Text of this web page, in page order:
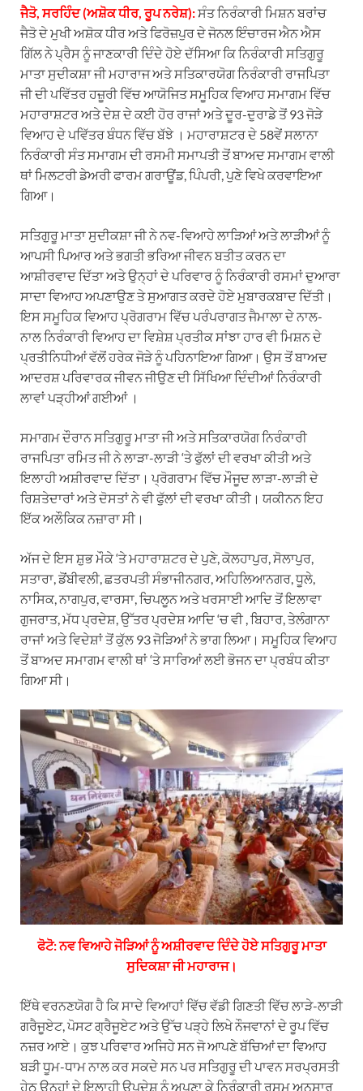
ਜੈਤੋ, ਸਰਹਿੰਦ (ਅਸ਼ੋਕ ਧੀਰ, ਰੂਪ ਨਰੇਸ਼):ਸੰਤ ਨਿਰੰਕਾਰੀ ਮਿਸ਼ਨ ਬਰਾਂਚ
ਜੈਤੋ ਦੇ ਮੁਖੀ ਅਸ਼ੋਕ ਧੀਰ ਅਤੇ ਫਿਰੋਜ਼ਪੁਰ ਦੇ ਜੋਨਲ ਇੰਚਾਰਜ ਐਨ ਐਸ
ਗਿੱਲ ਨੇ ਪ੍ਰੈਸ ਨੂੰ ਜਾਣਕਾਰੀ ਦਿੰਦੇ ਹੋਏ ਦੱਸਿਆ ਕਿ ਨਿਰੰਕਾਰੀ ਸਤਿਗੁਰੂ
ਮਾਤਾ ਸੁਦੀਕਸ਼ਾ ਜੀ ਮਹਾਰਾਜ ਅਤੇ ਸਤਿਕਾਰਯੋਗ ਨਿਰੰਕਾਰੀ ਰਾਜਪਿਤਾ
ਜੀ ਦੀ ਪਵਿੱਤਰ ਹਜ਼ੂਰੀ ਵਿੱਚ ਆਯੋਜਿਤ ਸਮੂਹਿਕ ਵਿਆਹ ਸਮਾਗਮ ਵਿੱਚ
ਮਹਾਰਾਸ਼ਟਰ ਅਤੇ ਦੇਸ਼ ਦੇ ਕਈ ਹੋਰ ਰਾਜਾਂ ਅਤੇ ਦੂਰ-ਦੁਰਾਡੇ ਤੋਂ 93 ਜੋੜੇ
ਵਿਆਹ ਦੇ ਪਵਿੱਤਰ ਬੰਧਨ ਵਿੱਚ ਬੱਝੇ । ਮਹਾਰਾਸ਼ਟਰ ਦੇ 58ਵੇਂ ਸਲਾਨਾ
ਨਿਰੰਕਾਰੀ ਸੰਤ ਸਮਾਗਮ ਦੀ ਰਸਮੀ ਸਮਾਪਤੀ ਤੋਂ ਬਾਅਦ ਸਮਾਗਮ ਵਾਲੀ
ਥਾਂ ਮਿਲਟਰੀ ਡੇਅਰੀ ਫਾਰਮ ਗਰਾਊਂਡ, ਪਿੰਪਰੀ, ਪੁਣੇ ਵਿਖੇ ਕਰਵਾਇਆ
ਗਿਆ।
ਸਤਿਗੁਰੂ ਮਾਤਾ ਸੁਦੀਕਸ਼ਾ ਜੀ ਨੇ ਨਵ-ਵਿਆਹੇ ਲਾੜਿਆਂ ਅਤੇ ਲਾੜੀਆਂ ਨੂੰ
ਆਪਸੀ ਪਿਆਰ ਅਤੇ ਭਗਤੀ ਭਰਿਆ ਜੀਵਨ ਬਤੀਤ ਕਰਨ ਦਾ
ਆਸ਼ੀਰਵਾਦ ਦਿੱਤਾ ਅਤੇ ਉਨ੍ਹਾਂ ਦੇ ਪਰਿਵਾਰ ਨੂੰ ਨਿਰੰਕਾਰੀ ਰਸਮਾਂ ਦੁਆਰਾ
ਸਾਦਾ ਵਿਆਹ ਅਪਣਾਉਣ ਤੇ ਸੁਆਗਤ ਕਰਦੇ ਹੋਏ ਮੁਬਾਰਕਬਾਦ ਦਿੱਤੀ।
ਇਸ ਸਮੂਹਿਕ ਵਿਆਹ ਪ੍ਰੋਗਰਾਮ ਵਿੱਚ ਪਰੰਪਰਾਗਤ ਜੈਮਾਲਾ ਦੇ ਨਾਲ-
ਨਾਲ ਨਿਰੰਕਾਰੀ ਵਿਆਹ ਦਾ ਵਿਸ਼ੇਸ਼ ਪ੍ਰਤੀਕ ਸਾਂਝਾ ਹਾਰ ਵੀ ਮਿਸ਼ਨ ਦੇ
ਪ੍ਰਤੀਨਿਧੀਆਂ ਵੱਲੋਂ ਹਰੇਕ ਜੋੜੇ ਨੂੰ ਪਹਿਨਾਇਆ ਗਿਆ। ਉਸ ਤੋਂ ਬਾਅਦ
ਆਦਰਸ਼ ਪਰਿਵਾਰਕ ਜੀਵਨ ਜੀਉਣ ਦੀ ਸਿੱਖਿਆ ਦਿੰਦੀਆਂ ਨਿਰੰਕਾਰੀ
ਲਾਵਾਂ ਪੜ੍ਹੀਆਂ ਗਈਆਂ ।
ਸਮਾਗਮ ਦੌਰਾਨ ਸਤਿਗੁਰੂ ਮਾਤਾ ਜੀ ਅਤੇ ਸਤਿਕਾਰਯੋਗ ਨਿਰੰਕਾਰੀ
ਰਾਜਪਿਤਾ ਰਮਿਤ ਜੀ ਨੇ ਲਾੜਾ-ਲਾੜੀ ‘ਤੇ ਫੁੱਲਾਂ ਦੀ ਵਰਖਾ ਕੀਤੀ ਅਤੇ
ਇਲਾਹੀ ਅਸ਼ੀਰਵਾਦ ਦਿੱਤਾ। ਪ੍ਰੋਗਰਾਮ ਵਿੱਚ ਮੌਜੂਦ ਲਾੜਾ-ਲਾੜੀ ਦੇ
ਰਿਸ਼ਤੇਦਾਰਾਂ ਅਤੇ ਦੋਸਤਾਂ ਨੇ ਵੀ ਫੁੱਲਾਂ ਦੀ ਵਰਖਾ ਕੀਤੀ। ਯਕੀਨਨ ਇਹ
ਇੱਕ ਅਲੌਕਿਕ ਨਜ਼ਾਰਾ ਸੀ।
ਅੱਜ ਦੇ ਇਸ ਸ਼ੁਭ ਮੌਕੇ ‘ਤੇ ਮਹਾਰਾਸ਼ਟਰ ਦੇ ਪੁਣੇ, ਕੋਲਹਾਪੁਰ, ਸੋਲਾਪੁਰ,
ਸਤਾਰਾ, ਡੋਂਬੀਵਲੀ, ਛਤਰਪਤੀ ਸੰਭਾਜੀਨਗਰ, ਅਹਿਲਿਆਨਗਰ, ਧੂਲੇ,
ਨਾਸਿਕ, ਨਾਗਪੁਰ, ਵਾਰਸਾ, ਚਿਪਲੂਨ ਅਤੇ ਖਰਸਾਈ ਆਦਿ ਤੋਂ ਇਲਾਵਾ
ਗੁਜਰਾਤ, ਮੱਧ ਪ੍ਰਦੇਸ਼, ਉੱਤਰ ਪ੍ਰਦੇਸ਼ ਆਦਿ ‘ਚ ਵੀ , ਬਿਹਾਰ, ਤੇਲੰਗਾਨਾ
ਰਾਜਾਂ ਅਤੇ ਵਿਦੇਸ਼ਾਂ ਤੋਂ ਕੁੱਲ 93 ਜੋੜਿਆਂ ਨੇ ਭਾਗ ਲਿਆ। ਸਮੂਹਿਕ ਵਿਆਹ
ਤੋਂ ਬਾਅਦ ਸਮਾਗਮ ਵਾਲੀ ਥਾਂ ‘ਤੇ ਸਾਰਿਆਂ ਲਈ ਭੋਜਨ ਦਾ ਪ੍ਰਬੰਧ ਕੀਤਾ
ਗਿਆ ਸੀ।
ਫੋਟੋ: ਨਵ ਵਿਆਹੇ ਜੋੜਿਆਂ ਨੂੰ ਅਸ਼ੀਰਵਾਦ ਦਿੰਦੇ ਹੋਏ ਸਤਿਗੁਰੂ ਮਾਤਾ
ਸੁਦਿਕਸ਼ਾ ਜੀ ਮਹਾਰਾਜ।
ਇੱਥੇ ਵਰਨਣਯੋਗ ਹੈ ਕਿ ਸਾਦੇ ਵਿਆਹਾਂ ਵਿੱਚ ਵੱਡੀ ਗਿਣਤੀ ਵਿੱਚ ਲਾੜੇ-ਲਾੜੀ
ਗਰੈਜੂਏਟ, ਪੋਸਟ ਗ੍ਰੈਜੂਏਟ ਅਤੇ ਉੱਚ ਪੜ੍ਹੇ ਲਿਖੇ ਨੌਜਵਾਨਾਂ ਦੇ ਰੂਪ ਵਿੱਚ
ਨਜ਼ਰ ਆਏ। ਕੁਝ ਪਰਿਵਾਰ ਅਜਿਹੇ ਸਨ ਜੋ ਆਪਣੇ ਬੱਚਿਆਂ ਦਾ ਵਿਆਹ
ਬੜੀ ਧੂਮ-ਧਾਮ ਨਾਲ ਕਰ ਸਕਦੇ ਸਨ ਪਰ ਸਤਿਗੁਰੂ ਦੀ ਪਾਵਨ ਸਰਪ੍ਰਸਤੀ
ਹੇਠ ਉਨ੍ਹਾਂ ਦੇ ਇਲਾਹੀ ਉਪਦੇਸ਼ ਨੂੰ ਅਪਣਾ ਕੇ ਨਿਰੰਕਾਰੀ ਰਸਮ ਅਨੁਸਾਰ